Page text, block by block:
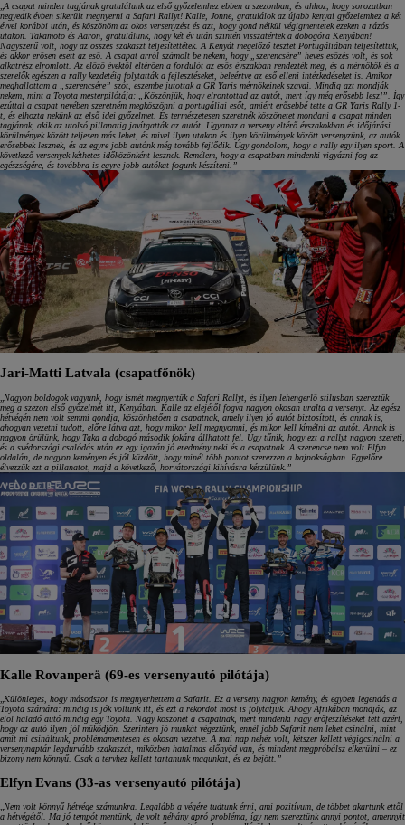
„A csapat minden tagjának gratulálunk az első győzelemhez ebben a szezonban, és ahhoz, hogy sorozatban
negyedik évben sikerült megnyerni a Safari Rallyt! Kalle, Jonne, gratulálok az újabb kenyai győzelemhez a két
évvel korábbi után, és köszönöm az okos versenyzést és azt, hogy gond nélkül végigmentetek ezeken a rázós
utakon. Takamoto és Aaron, gratulálunk, hogy két év után szintén visszatértek a dobogóra Kenyában!
Nagyszerű volt, hogy az összes szakaszt teljesítettétek. A Kenyát megelőző tesztet Portugáliában teljesítettük,
és akkor erősen esett az eső. A csapat arról számolt be nekem, hogy „szerencsére” heves esőzés volt, és sok
alkatrész elromlott. Az előző évektől eltérően a fordulót az esős évszakban rendezték meg, és a mérnökök és a
szerelők egészen a rally kezdetéig folytatták a fejlesztéseket, beleértve az eső elleni intézkedéseket is. Amikor
meghallottam a „szerencsére” szót, eszembe jutottak a GR Yaris mérnökeinek szavai. Mindig azt mondják
nekem, mint a Toyota mesterpilótája: „Köszönjük, hogy elrontottad az autót, mert így még erősebb lesz!”. Így
ezúttal a csapat nevében szeretném megköszönni a portugáliai esőt, amiért erősebbé tette a GR Yaris Rally 1-
t, és elhozta nekünk az első idei győzelmet. És természetesen szeretnék köszönetet mondani a csapat minden
tagjának, akik az utolsó pillanatig javítgatták az autót. Ugyanaz a verseny eltérő évszakokban és időjárási
körülmények között teljesen más lehet, és mivel ilyen utakon és ilyen körülmények között versenyzünk, az autók
erősebbek lesznek, és az egyre jobb autónk még tovább fejlődik. Úgy gondolom, hogy a rally egy ilyen sport. A
következő versenyek kéthetes időközönként lesznek. Remélem, hogy a csapatban mindenki vigyázni fog az
egészségére, és továbbra is egyre jobb autókat fogunk készíteni.”
Jari-Matti Latvala (csapatfőnök)
Nagyon boldogok vagyunk, hogy ismét megnyertük a Safari Rallyt, és ilyen lehengerlő stílusban szereztük
meg a szezon első győzelmét itt, Kenyában. Kalle az elejétől fogva nagyon okosan uralta a versenyt. Az egész
hétvégén nem volt semmi gondja, köszönhetően a csapatnak, amely ilyen jó autót biztosított, és annak is,
ahogyan vezetni tudott, előre látva azt, hogy mikor kell megnyomni, és mikor kell kímélni az autót. Annak is
nagyon örülünk, hogy Taka a dobogó második fokára állhatott fel. Úgy tűnik, hogy ezt a rallyt nagyon szereti,
és a svédországi csalódás után ez egy igazán jó eredmény neki és a csapatnak. A szerencse nem volt Elfyn
oldalán, de nagyon keményen és jól küzdött, hogy minél több pontot szerezzen a bajnokságban. Egyelőre
élvezzük ezt a pillanatot, majd a következő, horvátországi kihívásra készülünk.”
Kalle Rovanperä (69-es versenyautó pilótája)
Különleges, hogy másodszor is megnyerhettem a Safarit. Ez a verseny nagyon kemény, és egyben legendás a
Toyota számára: mindig is jók voltunk itt, és ezt a rekordot most is folytatjuk. Ahogy Afrikában mondják, az
elöl haladó autó mindig egy Toyota. Nagy köszönet a csapatnak, mert mindenki nagy erőfeszítéseket tett azért,
hogy az autó ilyen jól működjön. Szerintem jó munkát végeztünk, ennél jobb Safarit nem lehet csinálni, mint
amit mi csináltunk, problémamentesen és okosan vezetve. A mai nap nehéz volt, kétszer kellett végigcsinálni a
versenynaptár legdurvább szakaszát, miközben hatalmas előnyöd van, és mindent megpróbálsz elkerülni – ez
bizony nem könnyű. Csak a tervhez kellett tartanunk magunkat, és ez bejött.”
Elfyn Evans (33-as versenyautó pilótája)
Nem volt könnyű hétvége számunkra. Legalább a végére tudtunk érni, ami pozitívum, de többet akartunk ettől
a hétvégétől. Ma jó tempót mentünk, de volt néhány apró probléma, így nem szereztünk annyi pontot, amennyit